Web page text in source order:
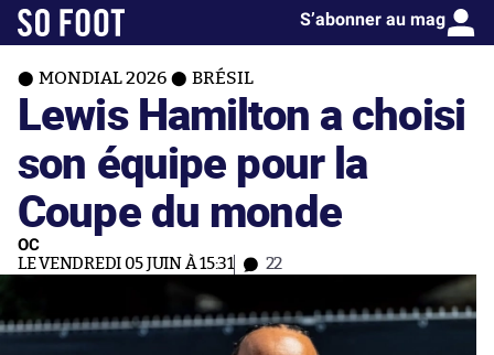
S’abonner au mag
MONDIAL 2026 BRÉSIL
Lewis Hamilton a choisi
son équipe pour la
Coupe du monde
OC
LE VENDREDI 05 JUIN À 15:31 22